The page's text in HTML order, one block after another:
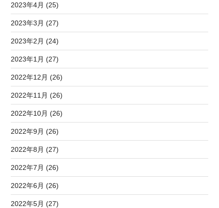
2023年4月 (25)
2023年3月 (27)
2023年2月 (24)
2023年1月 (27)
2022年12月 (26)
2022年11月 (26)
2022年10月 (26)
2022年9月 (26)
2022年8月 (27)
2022年7月 (26)
2022年6月 (26)
2022年5月 (27)